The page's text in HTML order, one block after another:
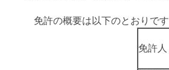
免許の概要は以下のとおりです
免許人